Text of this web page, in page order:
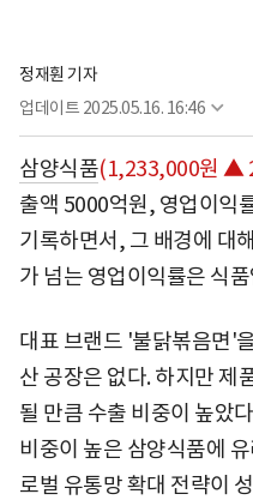
정재훤 기자
업데이트 2025.05.16. 16:46
삼양식품(1,233,000원 ▲
출액 5000억원, 영업이익
기록하면서, 그 배경에 대
가 넘는 영업이익률은 식
대표 브랜드 '불닭볶음면'
산 공장은 없다. 하지만 제
될 만큼 수출 비중이 높았
비중이 높은 삼양식품에
로벌 유통망 확대 전략이